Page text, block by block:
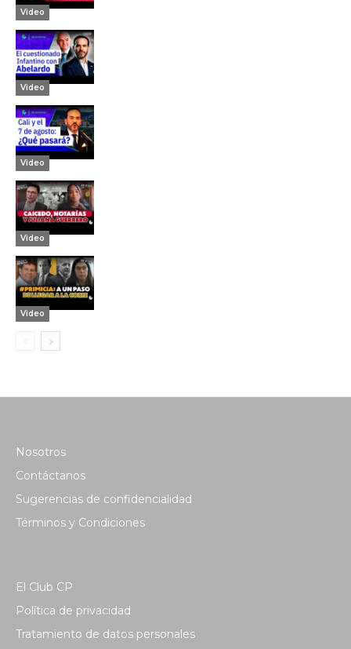
Video
Video
Video
Video
Video
Nosotros
Contáctanos
Sugerencias de confidencialidad
Términos y Condiciones
El Club CP
Política de privacidad
Tratamiento de datos personales